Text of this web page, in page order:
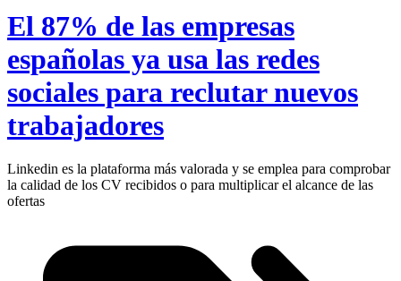
El 87% de las empresas
españolas ya usa las redes
sociales para reclutar nuevos
trabajadores
Linkedin es la plataforma más valorada y se emplea para comprobar
la calidad de los CV recibidos o para multiplicar el alcance de las
ofertas